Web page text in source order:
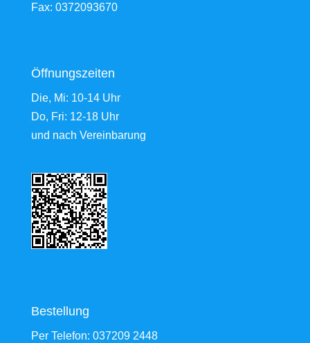
Fax: 0372093670
Öffnungszeiten
Die, Mi: 10-14 Uhr
Do, Fri: 12-18 Uhr
und nach Vereinbarung
Bestellung
Per Telefon: 037209 2448